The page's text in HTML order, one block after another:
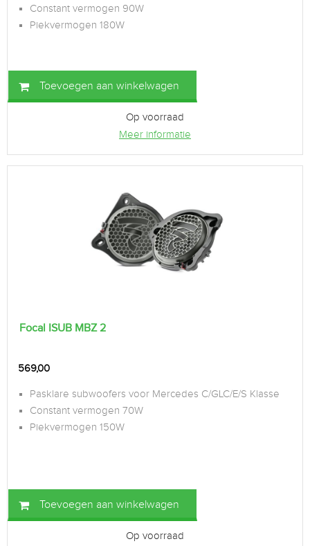
Constant vermogen 90W
Piekvermogen 180W
Toevoegen aan winkelwagen
Op voorraad
Meer informatie
Focal ISUB MBZ 2
569,00
Pasklare subwoofers voor Mercedes C/GLC/E/S Klasse
Constant vermogen 70W
Piekvermogen 150W
Toevoegen aan winkelwagen
Op voorraad